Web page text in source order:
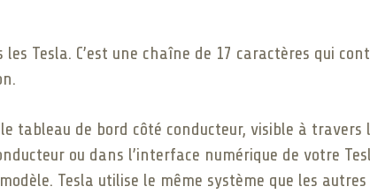
Tesla. C’est une chaîne de 17 caractères qui
tableau de bord côté conducteur, visible à travers
ou dans l’interface numérique de votre
Tesla utilise le même système que les